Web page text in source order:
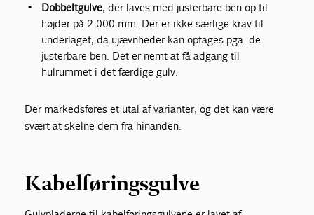
Dobbeltgulve, der laves med justerbare ben op til
højder på 2.000 mm. Der er ikke særlige krav til
underlaget, da ujævnheder kan optages pga. de
justerbare ben. Det er nemt at få adgang til
hulrummet i det færdige gulv.
Der markedsføres et utal af varianter, og det kan være
svært at skelne dem fra hinanden.
Kabelføringsgulve